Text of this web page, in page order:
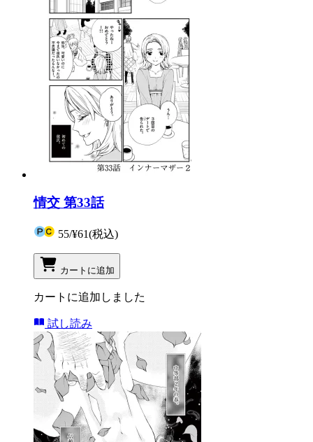
情交 第33話
55/¥61(税込)
カートに追加
カートに追加しました
試し読み